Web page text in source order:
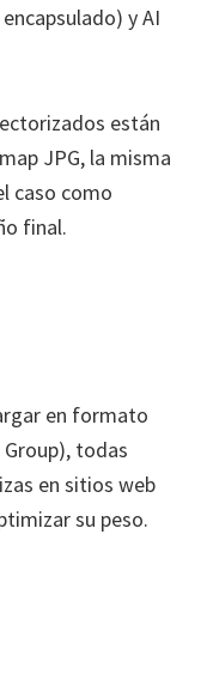
y AI
están
JPG, la misma
caso como
final.
en formato
todas
en sitios web
su peso.